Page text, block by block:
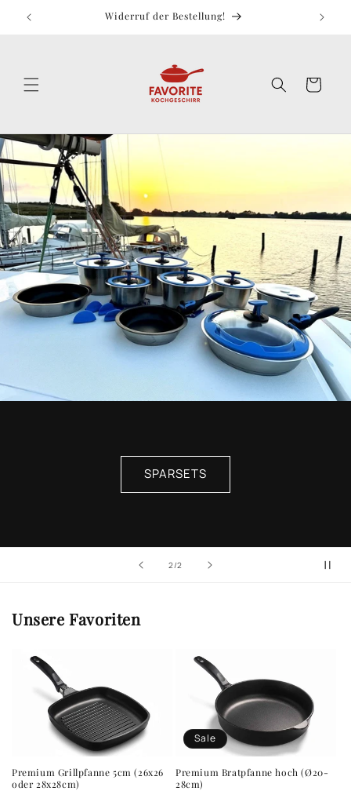
zum
Widerruf der Bestellung!
Warenkorb
2 /von
2
SPARSETS
Unsere Favoriten
Premium Grillpfanne 5cm (26x26
oder 28x28cm)
Sale
Premium Bratpfanne hoch (Ø20-
28cm)